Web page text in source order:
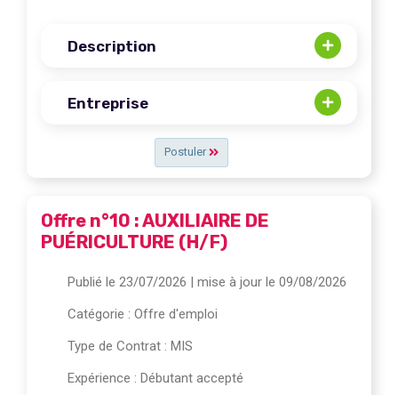
Postuler
Description
Entreprise
Offre n°10 : AUXILIAIRE DE
PUÉRICULTURE (H/F)
Publié le 23/07/2026 | mise à jour le 09/08/2026
Catégorie : Offre d'emploi
Type de Contrat : MIS
Expérience : Débutant accepté